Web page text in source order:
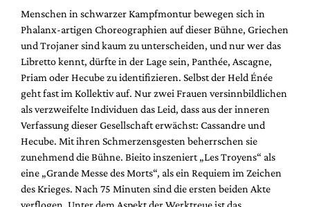
Menschen in schwarzer Kampfmontur bewegen sich in
Phalanx-artigen Choreographien auf dieser Bühne, Griechen
und Trojaner sind kaum zu unterscheiden, und nur wer das
Libretto kennt, dürfte in der Lage sein, Panthée, Ascagne,
Priam oder Hecube zu identifizieren. Selbst der Held Énée
geht fast im Kollektiv auf. Nur zwei Frauen versinnbildlichen
als verzweifelte Individuen das Leid, dass aus der inneren
Verfassung dieser Gesellschaft erwächst: Cassandre und
Hecube. Mit ihren Schmerzensgesten beherrschen sie
zunehmend die Bühne. Bieito inszeniert „Les Troyens“ als
eine „Grande Messe des Morts“, als ein Requiem im Zeichen
des Krieges. Nach 75 Minuten sind die ersten beiden Akte
verflogen. Unter dem Aspekt der Werktreue ist das